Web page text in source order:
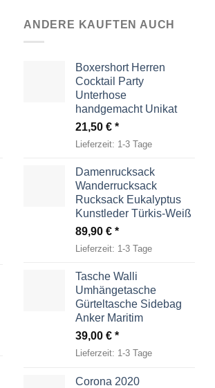
ANDERE KAUFTEN AUCH
Boxershort Herren
Cocktail Party
Unterhose
handgemacht Unikat
21,50 €
Lieferzeit: 1-3 Tage
Damenrucksack
Wanderrucksack
Rucksack Eukalyptus
Kunstleder Türkis-Weiß
89,90 €
Lieferzeit: 1-3 Tage
Tasche Walli
Umhängetasche
Gürteltasche Sidebag
Anker Maritim
39,00 €
Lieferzeit: 1-3 Tage
Corona 2020